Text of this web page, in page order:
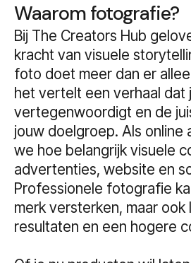
Waarom fotografie?
Bij The Creators Hub
kracht van visuele
foto doet meer dan er
het vertelt een verhaal dat
vertegenwoordigt en de
jouw doelgroep. Als online
we hoe belangrijk visuele
advertenties, website en
Professionele fotografie
merk versterken, maar
resultaten en een hogere